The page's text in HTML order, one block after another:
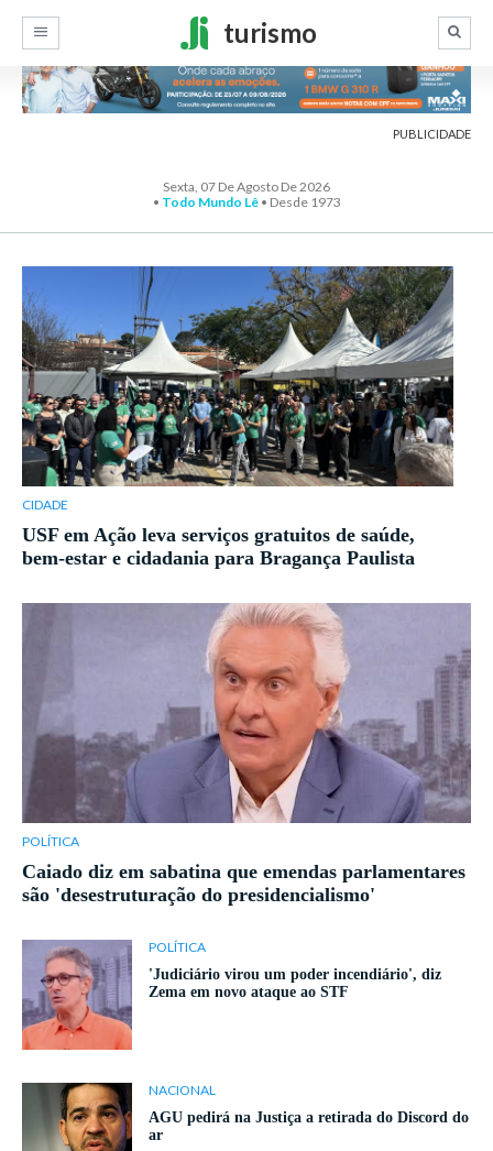
PUBLICIDADE
Sexta, 07 De Agosto De 2026
• Todo Mundo Lê• Desde 1973
CIDADE
USF em Ação leva serviços gratuitos de saúde,
bem-estar e cidadania para Bragança Paulista
POLÍTICA
Caiado diz em sabatina que emendas parlamentares
são 'desestruturação do presidencialismo'
POLÍTICA
'Judiciário virou um poder incendiário', diz
Zema em novo ataque ao STF
NACIONAL
AGU pedirá na Justiça a retirada do Discord do
ar
turismo